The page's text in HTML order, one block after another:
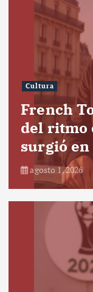
Cultura
French
del ritmo
surgió
agosto 1, 2026